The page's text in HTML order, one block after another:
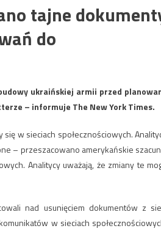
tajne
do
ukraińskiej armii przed
– informuje The New York Times.
w sieciach społecznościowych.
– przeszacowano amerykańskie
Analitycy uważają, że zmiany te
nad usunięciem dokumentów z
w sieciach